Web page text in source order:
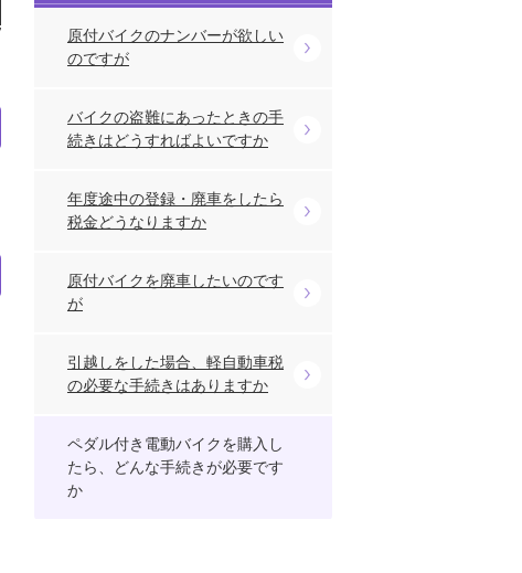
原付バイクのナンバーが欲しい
のですが
バイクの盗難にあったときの手
続きはどうすればよいですか
年度途中の登録・廃車をしたら
税金どうなりますか
原付バイクを廃車したいのです
が
引越しをした場合、軽自動車税
の必要な手続きはありますか
ペダル付き電動バイクを購入し
たら、どんな手続きが必要です
か